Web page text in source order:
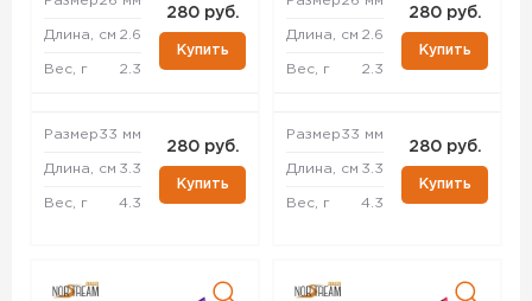
Длина, см 2.6
Вес, г 2.3
280 руб.
Купить
Размер33 мм
Длина, см 3.3
Вес, г 4.3
280 руб.
Купить
Длина, см 2.6
Вес, г 2.3
280 руб.
Купить
Размер33 мм
Длина, см 3.3
Вес, г 4.3
280 руб.
Купить